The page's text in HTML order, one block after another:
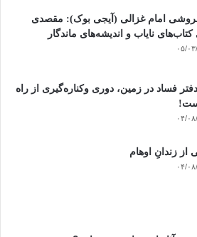
امام غزالی (آیجی بوک): مقصدی
کتاب‌های نایاب و اندیشه‌های ماندگار
۱۹
فساد در زمین‌، دوری وکناره‌گیری از راه
۰۳
از زندانِ اوهام
۰۳